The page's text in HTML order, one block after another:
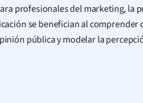
profesionales del marketing, la
se benefician al comprender
pública y modelar la